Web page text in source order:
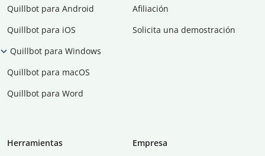
Quillbot para Android
Quillbot para iOS
Quillbot para Windows
Quillbot para macOS
Quillbot para Word
Afiliación
Solicita una demostración
Herramientas
Empresa